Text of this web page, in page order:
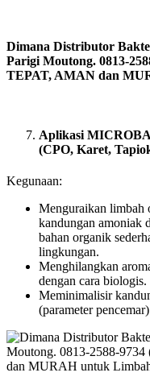
Dimana Distributor
Parigi Moutong. 0813-
TEPAT, AMAN dan
Aplikasi
(CPO, Karet,
Kegunaan:
Menguraikan limbah
kandungan amoniak
bahan organik
lingkungan.
Menghilangkan
dengan cara biologis.
Meminimalisir
(parameter